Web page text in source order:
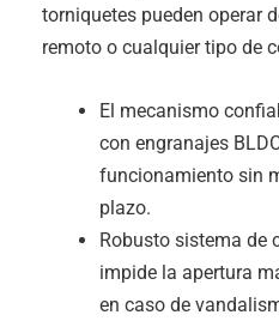
torniquetes pueden operar
remoto o cualquier tipo de
El mecanismo
con engranajes
funcionamiento sin
plazo.
Robusto sistema de
impide la apertura
en caso de